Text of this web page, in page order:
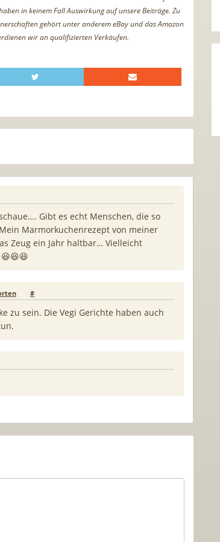
in keinem Fall Auswirkung auf unsere Beiträge. Zu
gehört unter anderem eBay und das Amazon
wir an qualifizierten Verkäufen.
Gibt es echt Menschen, die so
Marmorkuchenrezept von meiner
Zeug ein Jahr haltbar… Vielleicht
#
zu sein. Die Vegi Gerichte haben auch